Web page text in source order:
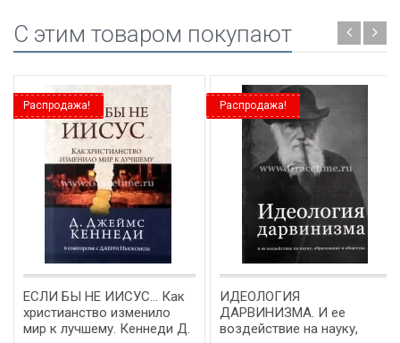
C этим товаром покупают
Распродажа!
ЕСЛИ БЫ НЕ ИИСУС… Как
христианство изменило
мир к лучшему. Кеннеди Д.
Распродажа!
ИДЕОЛОГИЯ
ДАРВИНИЗМА. И ее
воздействие на науку,